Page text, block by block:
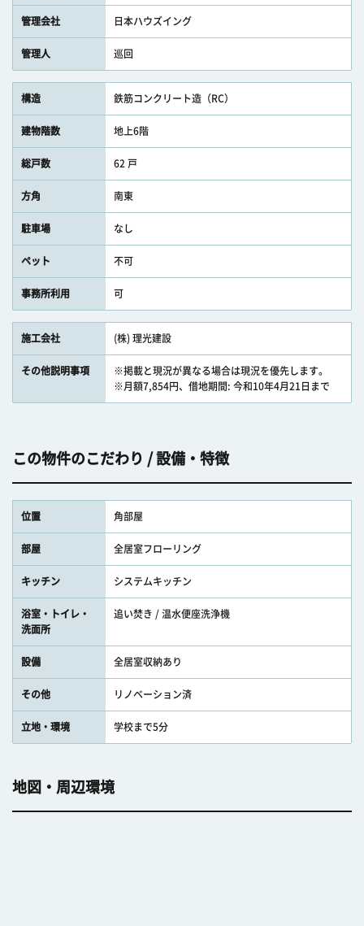
管理会社 日本ハウズイング
管理人 巡回
構造 鉄筋コンクリート造（RC）
建物階数 地上6階
総戸数 62 戸
方角 南東
駐車場 なし
ペット 不可
事務所利用 可
施工会社 (株) 理光建設
その他説明事項
※掲載と現況が異なる場合は現況を優先します。
※月額7,854円、借地期間: 今和10年4月21日まで
この物件のこだわり / 設備・特徴
位置 角部屋
部屋 全居室フローリング
キッチン システムキッチン
浴室・トイレ・
洗面所
追い焚き / 温水便座洗浄機
設備 全居室収納あり
その他 リノベーション済
立地・環境 学校まで5分
地図・周辺環境